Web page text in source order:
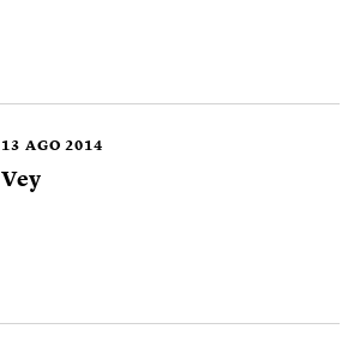
13 AGO 2014
Vey